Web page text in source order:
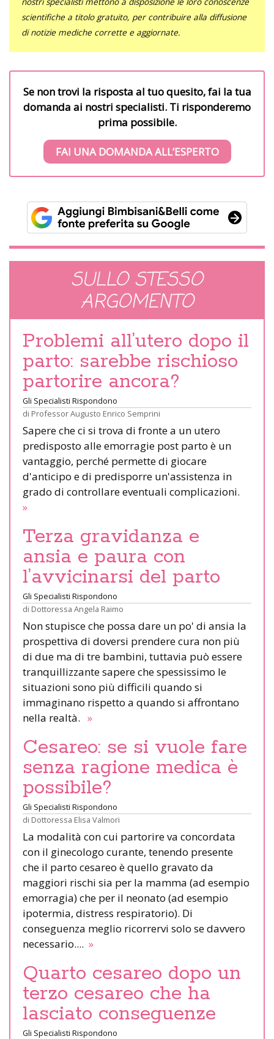
scientifiche a titolo gratuito, per contribuire alla diffusione
di notizie mediche corrette e aggiornate.
Se non trovi la risposta al tuo quesito, fai la tua
domanda ai nostri specialisti. Ti risponderemo
prima possibile.
FAI UNA DOMANDA ALL’ESPERTO
SULLO STESSO
ARGOMENTO
Problemi all’utero dopo il
parto: sarebbe rischioso
partorire ancora?
Gli Specialisti Rispondono
di Professor Augusto Enrico Semprini
Sapere che ci si trova di fronte a un utero
predisposto alle emorragie post parto è un
vantaggio, perché permette di giocare
d'anticipo e di predisporre un'assistenza in
grado di controllare eventuali complicazioni.
»
Terza gravidanza e
ansia e paura con
l’avvicinarsi del parto
Gli Specialisti Rispondono
di Dottoressa Angela Raimo
Non stupisce che possa dare un po' di ansia la
prospettiva di doversi prendere cura non più
di due ma di tre bambini, tuttavia può essere
tranquillizzante sapere che spessissimo le
situazioni sono più difficili quando si
immaginano rispetto a quando si affrontano
nella realtà. »
Cesareo: se si vuole fare
senza ragione medica è
possibile?
Gli Specialisti Rispondono
di Dottoressa Elisa Valmori
La modalità con cui partorire va concordata
con il ginecologo curante, tenendo presente
che il parto cesareo è quello gravato da
maggiori rischi sia per la mamma (ad esempio
emorragia) che per il neonato (ad esempio
ipotermia, distress respiratorio). Di
conseguenza meglio ricorrervi solo se davvero
necessario.... »
Quarto cesareo dopo un
terzo cesareo che ha
lasciato conseguenze
Gli Specialisti Rispondono